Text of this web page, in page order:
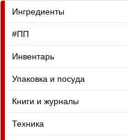
Ингредиенты
#ПП
Инвентарь
Упаковка и посуда
Книги и журналы
Техника